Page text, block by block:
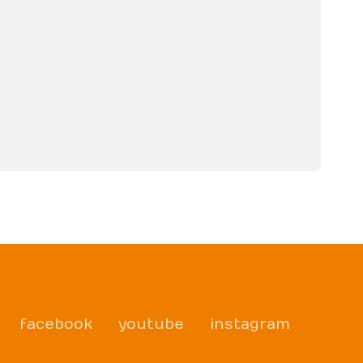
facebook youtube instagram